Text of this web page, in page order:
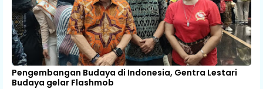
Pengembangan Budaya di Indonesia, Gentra Lestari
Budaya gelar Flashmob